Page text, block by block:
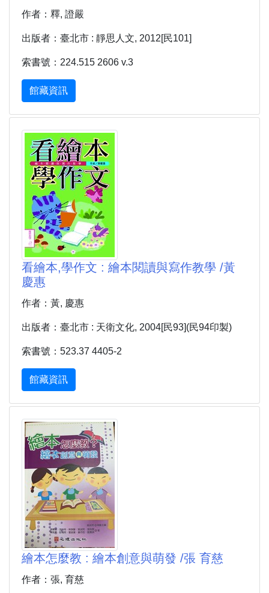
作者：釋, 證嚴
出版者：臺北市 : 靜思人文, 2012[民101]
索書號：224.515 2606 v.3
館藏資訊
看繪本,學作文 : 繪本閱讀與寫作教學 /黃
慶惠
作者：黃, 慶惠
出版者：臺北市 : 天衛文化, 2004[民93](民94印製)
索書號：523.37 4405-2
館藏資訊
繪本怎麼教 : 繪本創意與萌發 /張 育慈
作者：張, 育慈